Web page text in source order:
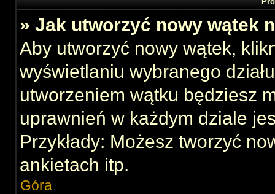
» Jak utworzyć nowy wątek
Aby utworzyć nowy wątek,
wyświetlaniu wybranego
utworzeniem wątku będziesz
uprawnień w każdym dziale
Przykłady: Możesz tworzyć
ankietach itp.
Góra